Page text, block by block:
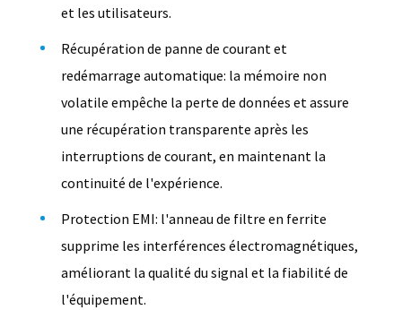
et les utilisateurs.
Récupération de panne de courant et
redémarrage automatique: la mémoire non
volatile empêche la perte de données et assure
une récupération transparente après les
interruptions de courant, en maintenant la
continuité de l'expérience.
Protection EMI: l'anneau de filtre en ferrite
supprime les interférences électromagnétiques,
améliorant la qualité du signal et la fiabilité de
l'équipement.